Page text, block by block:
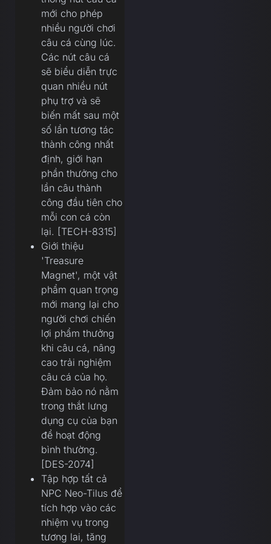
mới cho phép
nhiều người chơi
câu cá cùng lúc.
Các nút câu cá
sẽ biểu diễn trực
quan nhiều nút
phụ trợ và sẽ
biến mất sau một
số lần tương tác
thành công nhất
định, giới hạn
phần thưởng cho
lần câu thành
công đầu tiên cho
mỗi con cá còn
lại. [TECH-8315]
Giới thiệu
'Treasure
Magnet', một vật
phẩm quan trọng
mới mang lại cho
người chơi chiến
lợi phẩm thưởng
khi câu cá, nâng
cao trải nghiệm
câu cá của họ.
Đảm bảo nó nằm
trong thắt lưng
dụng cụ của bạn
để hoạt động
bình thường.
[DES-2074]
Tập hợp tất cả
NPC Neo-Tilus để
tích hợp vào các
nhiệm vụ trong
tương lai, tăng